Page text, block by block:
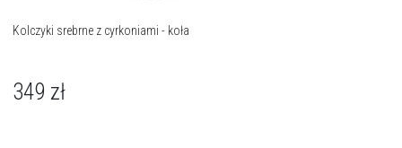
Kolczyki srebrne z cyrkoniami - koła
349 zł